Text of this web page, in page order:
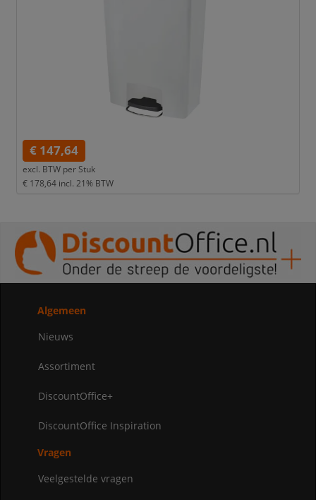
€ 147,64
excl. BTW per Stuk
€ 178,64 incl. 21% BTW
Algemeen
Nieuws
Assortiment
DiscountOffice+
DiscountOffice Inspiration
Vragen
Veelgestelde vragen